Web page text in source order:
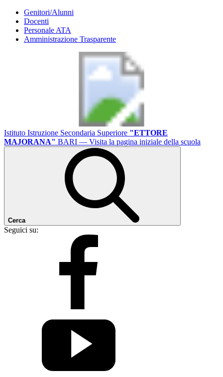
Genitori/Alunni
Docenti
Personale ATA
Amministrazione Trasparente
Istituto Istruzione Secondaria Superiore "ETTORE
MAJORANA" BARI — Visita la pagina iniziale della scuola
Cerca
Seguici su: